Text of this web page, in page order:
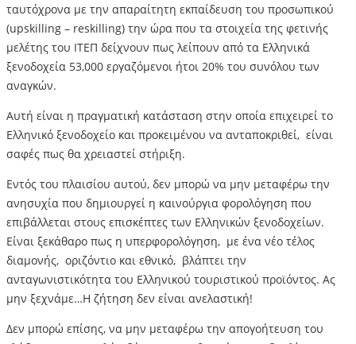
ταυτόχρονα με την απαραίτητη εκπαίδευση του προσωπικού
(upskilling – reskilling) την ώρα που τα στοιχεία της φετινής
μελέτης του ΙΤΕΠ δείχνουν πως λείπουν από τα Ελληνικά
ξενοδοχεία 53,000 εργαζόμενοι ήτοι 20% του συνόλου των
αναγκών.
Αυτή είναι η πραγματική κατάσταση στην οποία επιχειρεί το
Ελληνικό ξενοδοχείο και προκειμένου να ανταποκριθεί, είναι
σαφές πως θα χρειαστεί στήριξη.
Εντός του πλαισίου αυτού, δεν μπορώ να μην μεταφέρω την
ανησυχία που δημιουργεί η καινούργια φορολόγηση που
επιβάλλεται στους επισκέπτες των Ελληνικών ξενοδοχείων.
Είναι ξεκάθαρο πως η υπερφορολόγηση, με ένα νέο τέλος
διαμονής, οριζόντιο και εθνικό, βλάπτει την
ανταγωνιστικότητα του Ελληνικού τουριστικού προϊόντος. Ας
μην ξεχνάμε…H ζήτηση δεν είναι ανελαστική!
Δεν μπορώ επίσης, να μην μεταφέρω την απογοήτευση του